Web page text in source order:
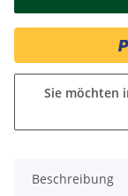
Sie möchten
Beschreibung